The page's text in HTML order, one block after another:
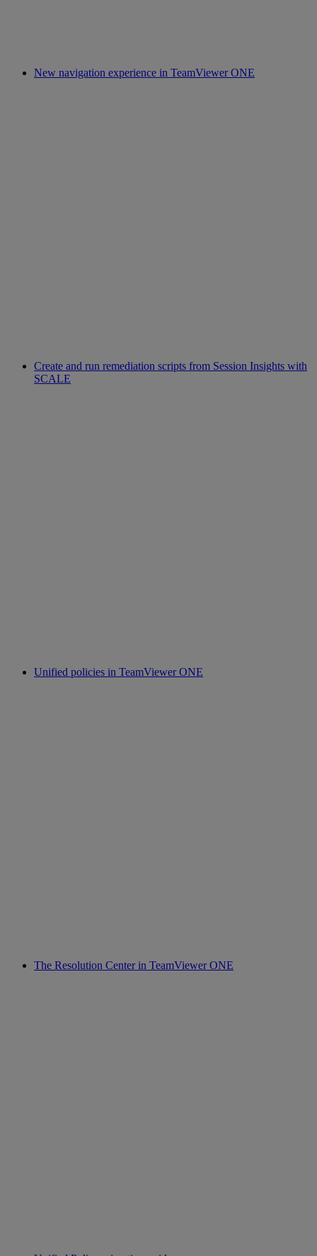
New navigation experience in TeamViewer ONE
Create and run remediation scripts from Session Insights with
SCALE
Unified policies in TeamViewer ONE
The Resolution Center in TeamViewer ONE